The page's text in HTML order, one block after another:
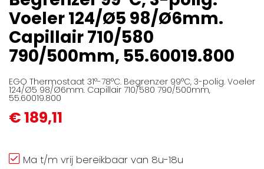
afbeeldingen-
gallerij
Voeler 124/Ø5 98/Ø6mm.
Capillair 710/580
790/500mm, 55.60019.800
EGO Thermostaat 31°-78°C. Begrenzer 99°C, 3-polig. Voeler
124/Ø5 98/Ø6mm. Capillair 710/580 790/500mm,
55.60019.800
€ 189,11
Ma t/m vrij bereikbaar van 8u-18u